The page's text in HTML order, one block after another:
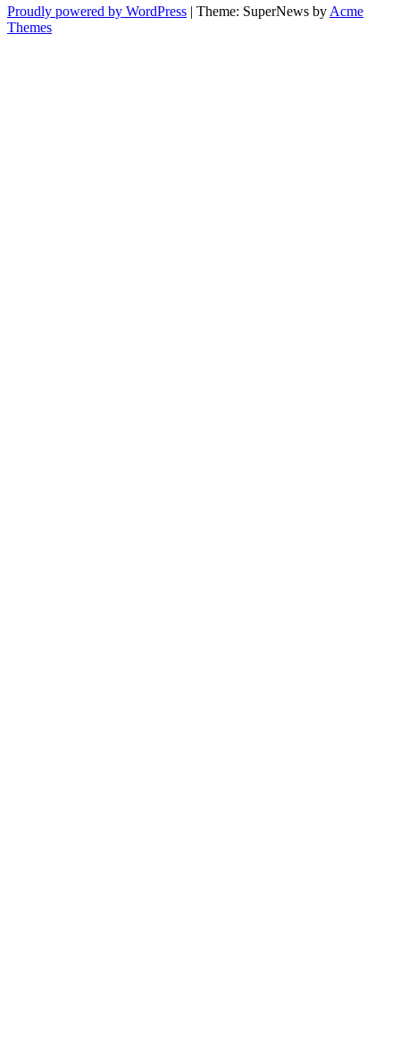
Proudly powered by WordPress | Theme: SuperNews by Acme
Themes